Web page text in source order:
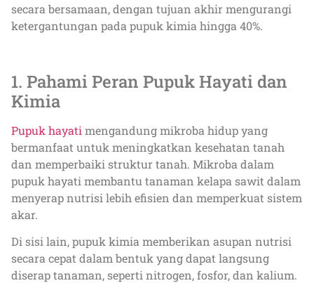
secara bersamaan, dengan tujuan akhir mengurangi
ketergantungan pada pupuk kimia hingga 40%.
1. Pahami Peran Pupuk Hayati dan
Kimia
Pupuk hayati mengandung mikroba hidup yang
bermanfaat untuk meningkatkan kesehatan tanah
dan memperbaiki struktur tanah. Mikroba dalam
pupuk hayati membantu tanaman kelapa sawit dalam
menyerap nutrisi lebih efisien dan memperkuat sistem
akar.
Di sisi lain, pupuk kimia memberikan asupan nutrisi
secara cepat dalam bentuk yang dapat langsung
diserap tanaman, seperti nitrogen, fosfor, dan kalium.